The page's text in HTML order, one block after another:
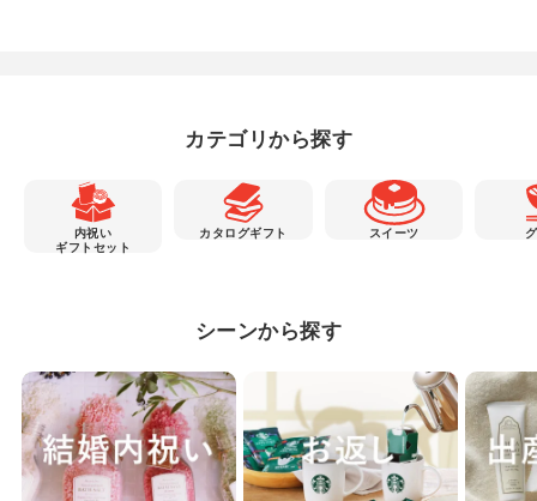
カテゴリから探す
内祝い
ギフトセット
カタログギフト スイーツ
シーンから探す